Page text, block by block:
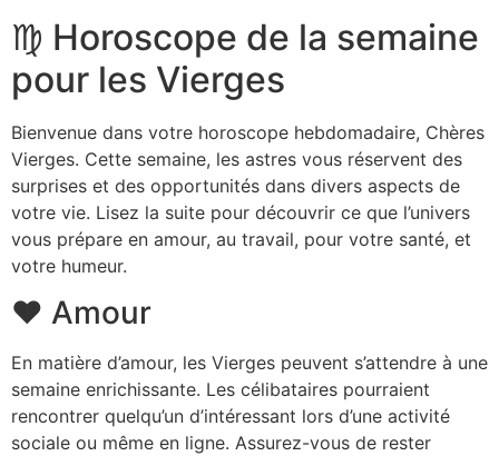
♍ Horoscope de la semaine
pour les Vierges
Bienvenue dans votre horoscope hebdomadaire, Chères
Vierges. Cette semaine, les astres vous réservent des
surprises et des opportunités dans divers aspects de
votre vie. Lisez la suite pour découvrir ce que l’univers
vous prépare en amour, au travail, pour votre santé, et
votre humeur.
❤️ Amour
En matière d’amour, les Vierges peuvent s’attendre à une
semaine enrichissante. Les célibataires pourraient
rencontrer quelqu’un d’intéressant lors d’une activité
sociale ou même en ligne. Assurez-vous de rester